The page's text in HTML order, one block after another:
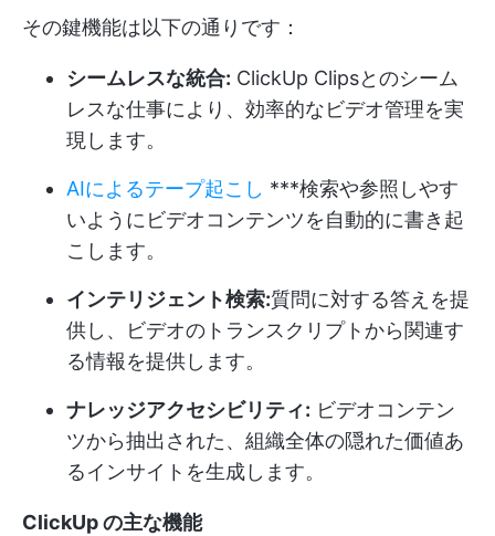
その鍵機能は以下の通りです：
シームレスな統合: ClickUp Clipsとのシーム
レスな仕事により、効率的なビデオ管理を実
現します。
AIによるテープ起こし ***検索や参照しやす
いようにビデオコンテンツを自動的に書き起
こします。
インテリジェント検索:質問に対する答えを提
供し、ビデオのトランスクリプトから関連す
る情報を提供します。
ナレッジアクセシビリティ: ビデオコンテン
ツから抽出された、組織全体の隠れた価値あ
るインサイトを生成します。
ClickUp の主な機能